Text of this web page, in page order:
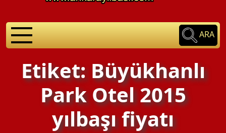
ARA
Etiket: Büyükhanlı
Park Otel 2015
yılbaşı fiyatı